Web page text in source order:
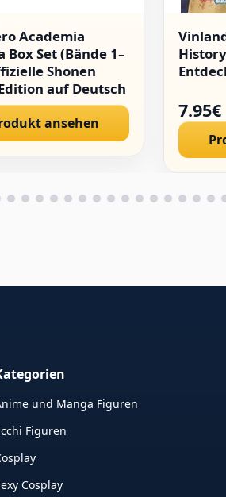
Academia
Box Set (Bände 1–
Shonen
auf Deutsch
Teil 1
Comic-
| Anime &
ansehen
7.95€
und Manga Figuren
Figuren
Cosplay